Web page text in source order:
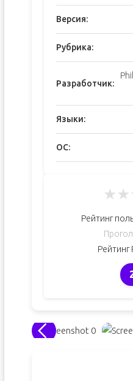
Версия:
Рубрика:
Разработчик:
Языки:
ОС:
★★
Рейтинг
Рейтинг